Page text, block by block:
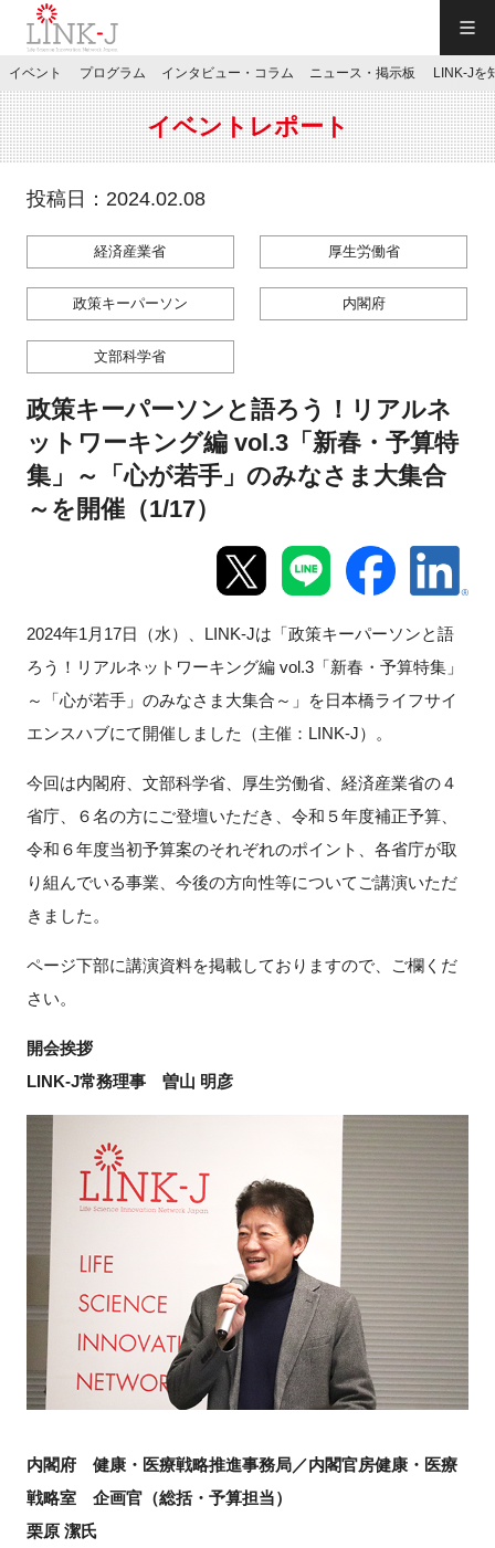
JP／EN
特別会員専用メニュー
お問い合わせ
マイページ
インタビュー・コラム
LINK-Jを知る
特別会員
FAQ
イベントお知らせメール登録
イベント プログラム インタビュー・コラム ニュース・掲示板 LINK-Jを
イベントレポート
投稿日：2024.02.08
経済産業省 厚生労働省
政策キーパーソン 内閣府
文部科学省
政策キーパーソンと語ろう！リアルネ
ットワーキング編 vol.3「新春・予算特
集」～「心が若手」のみなさま大集合
～を開催（1/17）
2024年1 月17日（水）、 LINK-Jは「政策キーパーソンと語
ろう！リアルネットワーキング編 vol.3「新春・予算特集」
～「心が若手」のみなさま大集合～」を日本橋ライフサイ
エンスハブにて開催しました（主催：LINK-J）。
今回は内閣府、文部科学省、厚生労働省、経済産業省の４
省庁、６名の方にご登壇いただき、令和５年度補正予算、
令和６年度当初予算案のそれぞれのポイント、各省庁が取
り組んでいる事業、今後の方向性等についてご講演いただ
きました。
ページ下部に講演資料を掲載しておりますので、ご欄くだ
さい。
開会挨拶
LINK-J常務理事 曽山 明彦
内閣府 健康・医療戦略推進事務局／内閣官房健康・医療
戦略室 企画官（総括・予算担当）
栗原 潔氏